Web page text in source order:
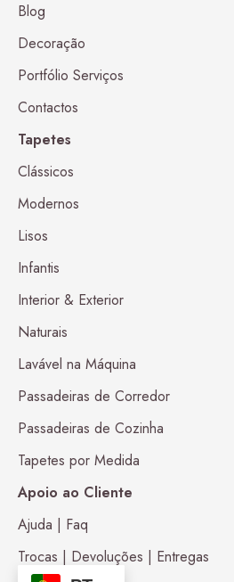
Blog
Decoração
Portfólio Serviços
Contactos
Tapetes
Clássicos
Modernos
Lisos
Infantis
Interior & Exterior
Naturais
Lavável na Máquina
Passadeiras de Corredor
Passadeiras de Cozinha
Tapetes por Medida
Apoio ao Cliente
Ajuda | Faq
Trocas | Devoluções | Entregas